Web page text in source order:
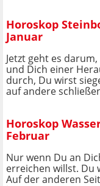
Horoskop
Januar
Jetzt geht es
und Dich einer
durch, Du wirst
auf andere
Horoskop
Februar
Nur wenn Du an
erreichen willst. Du
Auf der anderen